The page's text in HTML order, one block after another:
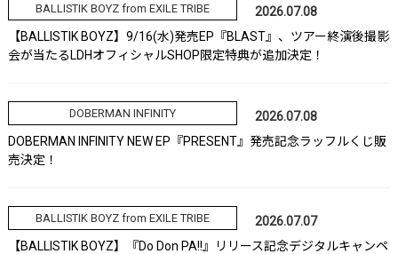
BALLISTIK BOYZ from EXILE TRIBE
2026.07.08
【BALLISTIK BOYZ】9/16(水)発売EP『BLAST』、ツアー終演後撮影
会が当たるLDHオフィシャルSHOP限定特典が追加決定！
DOBERMAN INFINITY
2026.07.08
DOBERMAN INFINITY NEW EP『PRESENT』発売記念ラッフルくじ販
売決定！
BALLISTIK BOYZ from EXILE TRIBE
2026.07.07
【BALLISTIK BOYZ】『Do Don PA!!』リリース記念デジタルキャンペ